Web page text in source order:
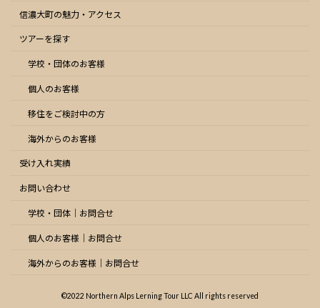
信濃大町の魅力・アクセス
ツアーを探す
学校・団体のお客様
個人のお客様
移住をご検討中の方
海外からのお客様
受け入れ実績
お問い合わせ
学校・団体｜お問合せ
個人のお客様｜お問合せ
海外からのお客様｜お問合せ
©2022 Northern Alps Lerning Tour LLC All rights reserved